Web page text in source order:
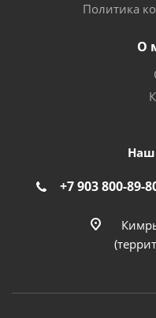
Политика
О
+7 903 800-89-